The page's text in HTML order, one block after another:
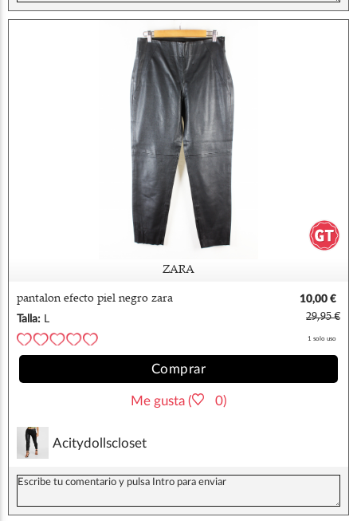
ZARA
pantalon efecto piel negro zara
10,00 €
Talla: L 29,95 €
1 solo uso
Comprar
Me gusta ( 0)
Acitydollscloset